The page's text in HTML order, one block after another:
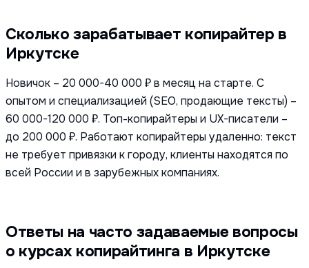
Сколько зарабатывает копирайтер в
Иркутске
Новичок – 20 000-40 000 ₽ в месяц на старте. С
опытом и специализацией (SEO, продающие тексты) –
60 000-120 000 ₽. Топ-копирайтеры и UX-писатели –
до 200 000 ₽. Работают копирайтеры удаленно: текст
не требует привязки к городу, клиенты находятся по
всей России и в зарубежных компаниях.
Ответы на часто задаваемые вопросы
о курсах копирайтинга в Иркутске